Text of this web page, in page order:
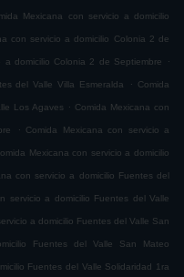
Mexicana con servicio a domicilio
con servicio a domicilio Colonia 2 de
a domicilio Colonia 2 de Septiembre .
del Valle Villa Esmeralda . Comida
Los Agaves . Comida Mexicana con
. Comida Mexicana con servicio a
Mexicana con servicio a domicilio
con servicio a domicilio Fuentes del
servicio a domicilio Fuentes del Valle
a domicilio Fuentes del Valle San
Fuentes del Valle San Mateo
Fuentes del Valle Solidaridad 1ra